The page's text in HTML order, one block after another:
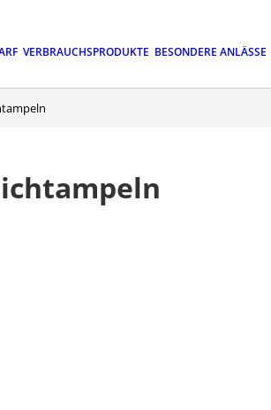
VERBRAUCHSPRODUKTE BESONDERE ANLÄSSE